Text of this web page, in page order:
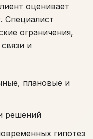
оценивает
Специалист
ограничения,
и
плановые и
решений
гипотез